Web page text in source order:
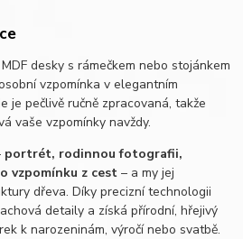
desky s rámečkem nebo stojánkem
vzpomínka v elegantním
je pečlivě ručně zpracovaná, takže
vaše vzpomínky navždy.
portrét, rodinnou fotografii,
vzpomínku z cest – a my jej
dřeva. Díky precizní technologii
detaily a získá přírodní, hřejivý
k narozeninám, výročí nebo svatbě.